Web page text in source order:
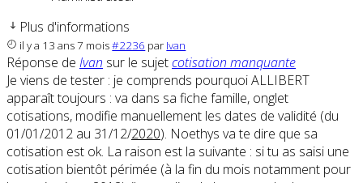
Plus d'informations
il y a 13 ans 7 mois#2236 par Ivan
Réponse de Ivan sur le sujetcotisation manquante
Je viens de tester : je comprends pourquoi ALLIBERT
apparaît toujours : va dans sa fiche famille, onglet
cotisations, modifie manuellement les dates de validité (du
01/01/2012 au 31/12/2020). Noethys va te dire que sa
cotisation est ok. La raison est la suivante : si tu as saisi une
cotisation bientôt périmée (à la fin du mois notamment pour